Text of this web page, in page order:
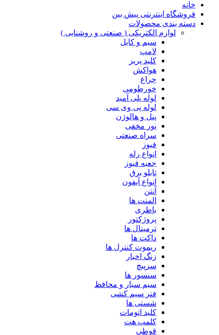
خانه
فروشگاه اینترنتی پیش بین
دسته بندی محصولات
لوازم الکتریکی ( صنعتی و روشنایی )
سیم و کابل
لامپ
کلید پریز
هواکش
چراغ
خورطومی
لوله پلی آمید
لوله پی وی سی
پنل و هالوژن
نور مخفی
سراه صنعتی
فیوز
انواع رله
جعبه فیوز
تابلو برق
انواع آیفون
آنتن
المنت ها
باطری
پروژکتور
ترمینال ها
داکت ها
ریموت کنترل ها
زنگ اخبار
سرپیچ
سنسور ها
سیم سیار و محافظ
فنر سیم کشی
شستی ها
کلید اتومات
کلمپ هت
قوطی